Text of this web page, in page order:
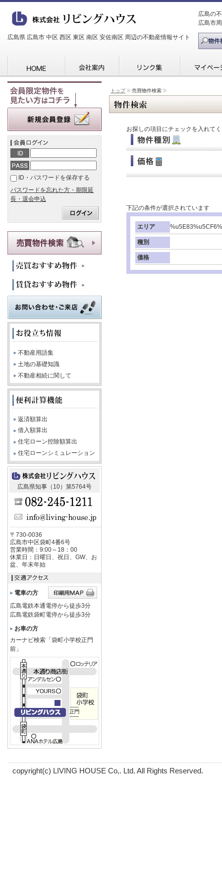
広島県 広島市 中区 西区 東区 南区 安佐南区 周辺の不動産情報サイト
広島の
広島市
トップ 売買物件検索
お探しの項目にチェックを入れて
下記の条件が選択されています
エリア
種別
価格
ID・パスワードを保存する
パスワードを忘れた方・期限延
長・退会申込
不動産用語集
土地の基礎知識
不動産相続に関して
返済額算出
借入額算出
住宅ローン控除額算出
住宅ローンシミュレーション
広島県知事（10）第5764号
〒730-0036
広島市中区袋町4番6号
営業時間：9:00～18：00
休業日：日曜日、祝日、GW、お
盆、年末年始
電車の方
広島電鉄本通電停から徒歩3分
広島電鉄袋町電停から徒歩3分
お車の方
カーナビ検索「袋町小学校正門
前」
copyright(c) LIVING HOUSE Co,. Ltd. All Rights Reserved.